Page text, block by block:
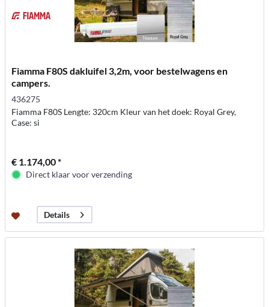
Fiamma F80S dakluifel 3,2m, voor bestelwagens en
campers.
436275
Fiamma F80S Lengte: 320cm Kleur van het doek: Royal Grey,
Case: si
€ 1.174,00 *
Direct klaar voor verzending
Details